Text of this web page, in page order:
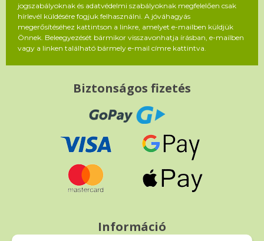
jogszabályoknak és adatvédelmi szabályoknak megfelelően csak
hírlevél küldésére fogjuk felhasználni. A jóváhagyás
megerősítéséhez kattintson a linkre, amelyet e-mailben küldjük
Önnek. Beleegyezését bármikor visszavonhatja írásban, e-mailben
vagy a linken található bármely e-mail címre kattintva.
Biztonságos fizetés
Információ